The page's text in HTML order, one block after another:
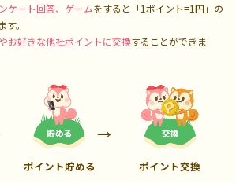
ケート回答、ゲームをすると「1ポイント=1円」の
。
お好きな他社ポイントに交換することができま
ポイント貯める ポイント交換